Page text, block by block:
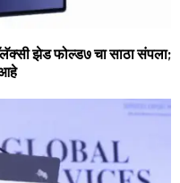
झेड फोल्ड७ चा साठा संपला;